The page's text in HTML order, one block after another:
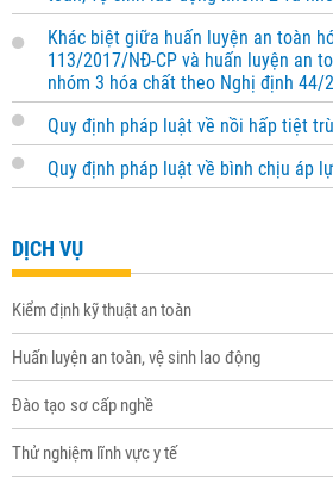
Khác biệt giữa huấn luyện an toàn
113/2017/NĐ-CP và huấn luyện an
nhóm 3 hóa chất theo Nghị định 44/
Quy định pháp luật về nồi hấp tiệt
Quy định pháp luật về bình chịu áp
DỊCH VỤ
Kiểm định kỹ thuật an toàn
Huấn luyện an toàn, vệ sinh lao động
Đào tạo sơ cấp nghề
Thử nghiệm lĩnh vực y tế